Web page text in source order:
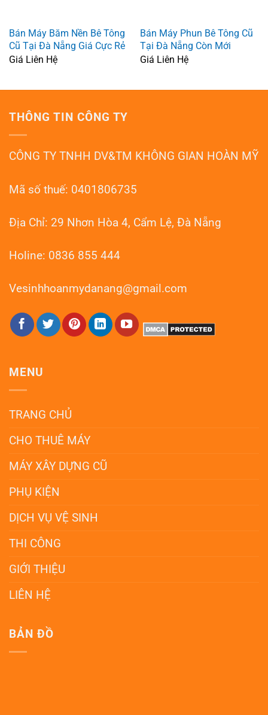
Bán Máy Băm Nền Bê Tông
Cũ Tại Đà Nẵng Giá Cực Rẻ
Giá Liên Hệ
Bán Máy Phun Bê Tông Cũ
Tại Đà Nẵng Còn Mới
Giá Liên Hệ
THÔNG TIN CÔNG TY
CÔNG TY TNHH DV&TM KHÔNG GIAN HOÀN MỸ
Mã số thuế: 0401806735
Địa Chỉ: 29 Nhơn Hòa 4, Cẩm Lệ, Đà Nẵng
Holine: 0836 855 444
Vesinhhoanmydanang@gmail.com
MENU
TRANG CHỦ
CHO THUÊ MÁY
MÁY XÂY DỰNG CŨ
PHỤ KIỆN
DỊCH VỤ VỆ SINH
THI CÔNG
GIỚI THIỆU
LIÊN HỆ
BẢN ĐỒ